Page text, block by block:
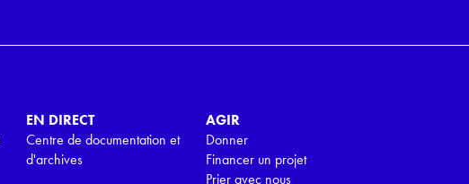
EN DIRECT
Centre de documentation et
d'archives
AGIR
Donner
Financer un projet
Prier avec nous